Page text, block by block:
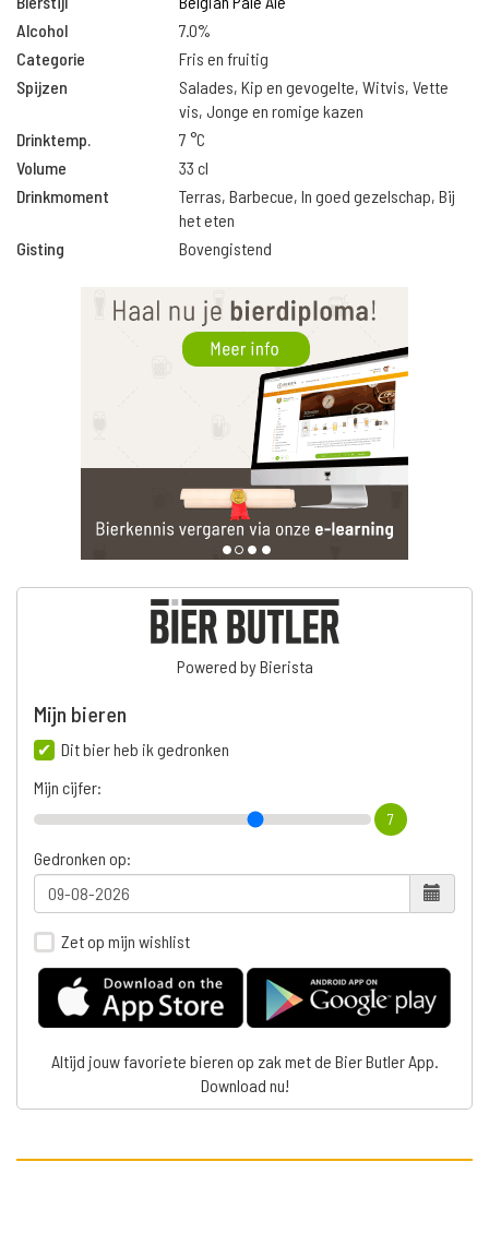
Alcohol
7.0%
Categorie
Fris en fruitig
Spijzen
Salades, Kip en gevogelte, Witvis, Vette
vis, Jonge en romige kazen
Drinktemp.
7 °C
Volume
33 cl
Drinkmoment
Terras, Barbecue, In goed gezelschap, Bij
het eten
Gisting
Bovengistend
Powered by Bierista
Mijn bieren
Dit bier heb ik gedronken
Mijn cijfer:
7
Gedronken op:
Zet op mijn wishlist
Altijd jouw favoriete bieren op zak met de Bier Butler App.
Download nu!